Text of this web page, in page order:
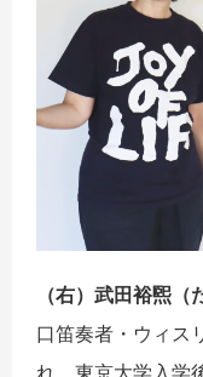
（右）武田裕煕（
口笛奏者・ウィス